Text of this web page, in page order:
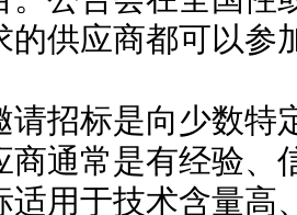
的供应商都可以参
请招标是向少数特
商通常是有经验、
适用于技术含量高